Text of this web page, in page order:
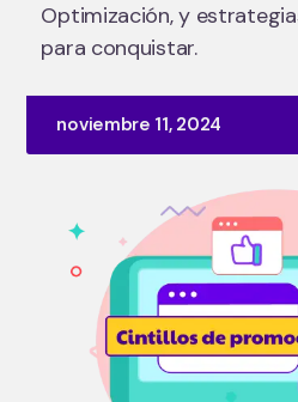
Optimización, y
para conquistar.
noviembre 11, 2024